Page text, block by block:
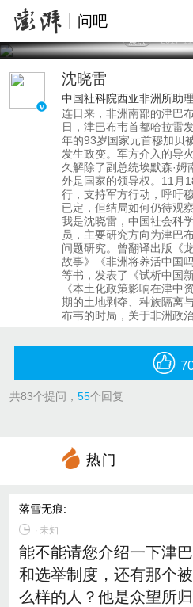
问吧
焦点 2017-
沈晓雷
中国社科院西亚非洲所助
连日来，非洲南部的津巴
日，津巴布韦首都哈拉雷
年的93岁国家元首穆加贝
发生政变。军方介入的导
久解除了副总统埃默森·
外是国家的领导权。11月
行，支持军方行动，呼吁
已定，但结局如何仍待观察
我是沈晓雷，中国社会科
员，主要研究方向为津巴
问题研究。曾翻译出版《
故事》《非洲将养活中国
等书，发表了《试析中国
《本土化政策影响在津中
期的土地剥夺、种族隔离
布韦的时局，关于非洲政
共83个提问， 55个回复
落雪无痕:
∙ 未知
能不能请您介绍一下津
和选举制度，还有那个
么样的人？他是众望所